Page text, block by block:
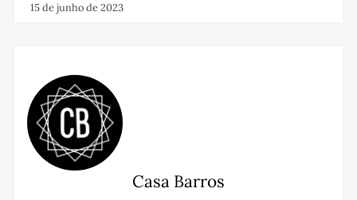
15 de junho de 2023
Casa Barros